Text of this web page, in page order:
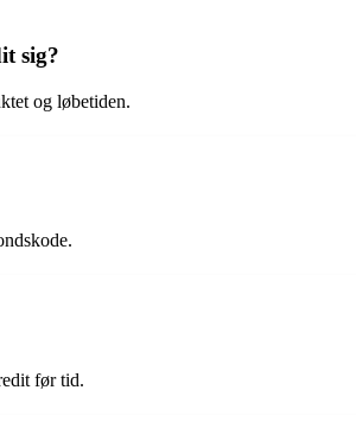
sig?
og løbetiden.
før tid.